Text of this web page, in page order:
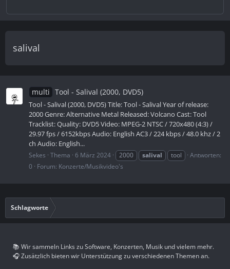
salival
multi Tool - Salival (2000, DVD5)
Tool - Salival (2000, DVD5) Title: Tool - Salival Year of release:
2000 Genre: Alternative Metal Released: Volcano Cast: Tool
Tracklist: Quality: DVD5 Video: MPEG-2 NTSC / 720x480 (4:3) /
29.97 fps / 6152kbps Audio: English AC3 / 224 kbps / 48.0 khz / 2
ch Audio: English...
Sekes Thema 6 März 2024 2000 salival tool
Antworten:
0
Forum: Konzerte/Musikvideo's
Schlagworte
📚 Wir sammeln Links zu Software, Konzerten, Musik und vielem mehr.
🎧 Zusätzlich bieten wir Unterstützung zu verschiedenen Themen an.